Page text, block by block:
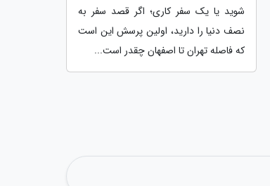
شوید یا یک سفر کاری؛ اگر قصد سفر به
نصف دنیا را دارید، اولین پرسش این است
که فاصله تهران تا اصفهان چقدر است...